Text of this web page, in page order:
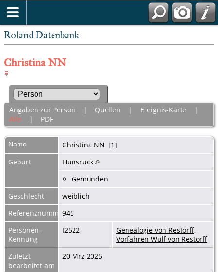
Roland Datenbank
Christina NN
Angaben zur Person | Quellen | Ereignis-Karte |
Alle | PDF
Name Christina NN [1]
Geburt
Hunsrück
Gemünden
Geschlecht
weiblich
Referenznummer945
Personen-
Kennung
I2522
Genealogie von Restorff,
Vorfahren Wulf von Restorff
Zuletzt
bearbeitet am
20 Mrz 2025